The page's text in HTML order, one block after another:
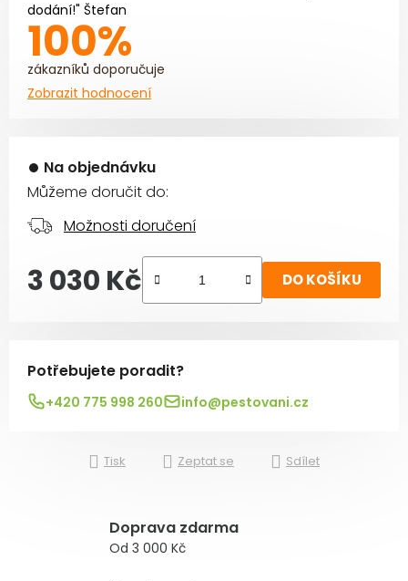
dodání!" Štefan
100%
zákazníků doporučuje
Zobrazit hodnocení
Na objednávku
Můžeme doručit do:
Možnosti doručení
3 030 Kč DO KOŠÍKU
Potřebujete poradit?
+420 775 998 260 info@pestovani.cz
Tisk Zeptat se Sdílet
Doprava zdarma
Od 3 000 Kč